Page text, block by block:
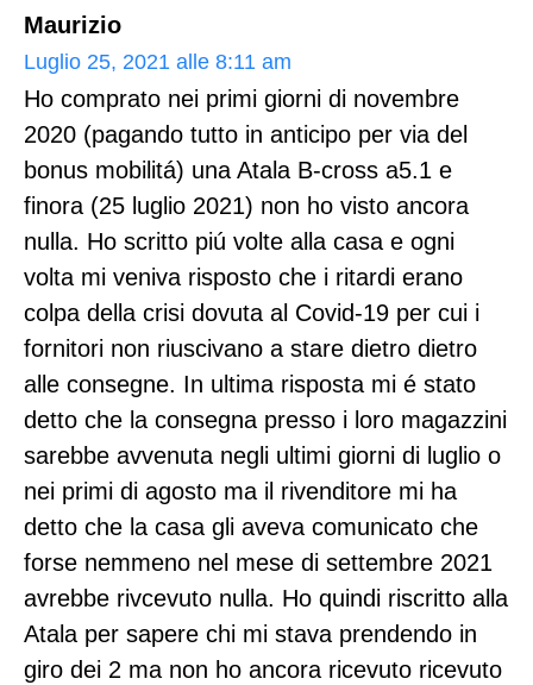
Maurizio
Luglio 25, 2021 alle 8:11 am
Ho comprato nei primi giorni di novembre
2020 (pagando tutto in anticipo per via del
bonus mobilitá) una Atala B-cross a5.1 e
finora (25 luglio 2021) non ho visto ancora
nulla. Ho scritto piú volte alla casa e ogni
volta mi veniva risposto che i ritardi erano
colpa della crisi dovuta al Covid-19 per cui i
fornitori non riuscivano a stare dietro dietro
alle consegne. In ultima risposta mi é stato
detto che la consegna presso i loro magazzini
sarebbe avvenuta negli ultimi giorni di luglio o
nei primi di agosto ma il rivenditore mi ha
detto che la casa gli aveva comunicato che
forse nemmeno nel mese di settembre 2021
avrebbe rivcevuto nulla. Ho quindi riscritto alla
Atala per sapere chi mi stava prendendo in
giro dei 2 ma non ho ancora ricevuto ricevuto